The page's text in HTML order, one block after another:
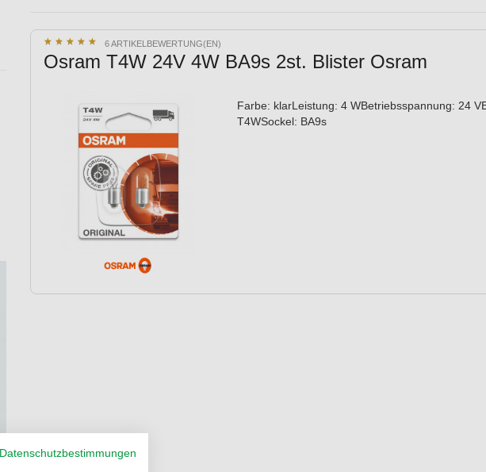
★ ★ ★ ★ ★
★ ★ ★ ★ ★ 6 ARTIKELBEWERTUNG(EN)
Osram T4W 24V 4W BA9s 2st. Blister Osram
Farbe: klarLeistung: 4 WBetriebsspannung: 24
T4WSockel: BA9s
Datenschutzbestimmungen